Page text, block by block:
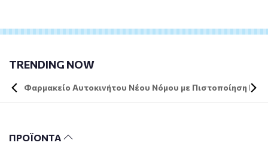
TRENDING NOW
Φαρμακείο Αυτοκινήτου Νέου Νόμου με Πιστοποίηση DIN
ΠΡΟΪΟΝΤΑ